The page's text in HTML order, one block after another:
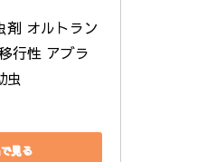
剤 オルトラン
行性 アブラ
虫
見る